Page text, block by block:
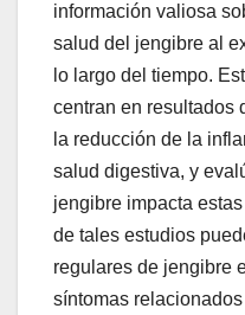
información valiosa
salud del jengibre al
lo largo del tiempo.
centran en resultados
la reducción de la
salud digestiva, y
jengibre impacta
de tales estudios
regulares de jengibre
síntomas